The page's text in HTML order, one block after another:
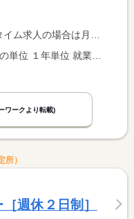
ト求人の場合は時間額を表示しています。
変形労働時間制 変形労働時間制の単位 １年単位 就業時間１ 1時00分〜10時00分 就業時間２ 3時00分〜12時00分 就業時間３ 8時00分〜17時00分 就業時間に関する特記事項 表記就業時間帯は基本時間帯 <BR> であり、勤務表によります。 <BR> ※相談可
ワークより転載)
）
週休２日制］